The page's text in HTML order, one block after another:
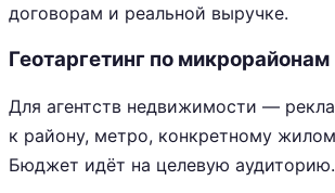
договорам и реальной выручке.
Геотаргетинг по микрорайонам
Для агентств недвижимости —
к району, метро, конкретному
Бюджет идёт на целевую аудиторию.